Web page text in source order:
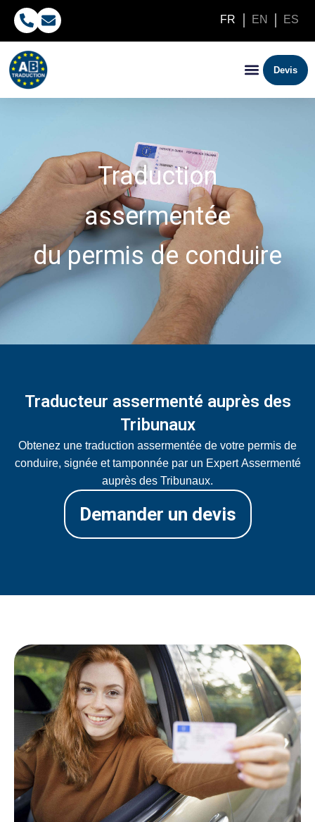
FR EN ES
Devis
Traduction
assermentée
du permis de conduire
Traducteur assermenté auprès des
Tribunaux
Obtenez une traduction assermentée de votre permis de
conduire, signée et tamponnée par un Expert Assermenté
auprès des Tribunaux.
Demander un devis